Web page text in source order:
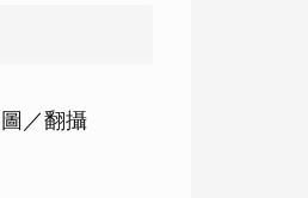
／翻攝